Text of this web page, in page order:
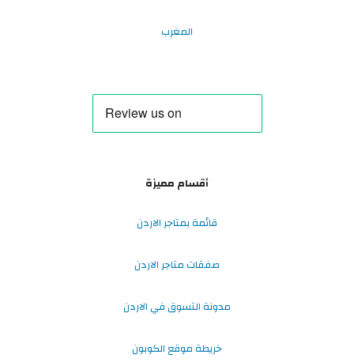
المغرب
أقسام مميزة
قائمة بمتاجر الاردن
صفقات متاجر الاردن
مدونة التسوق في الاردن
خريطة موقع الكوبون